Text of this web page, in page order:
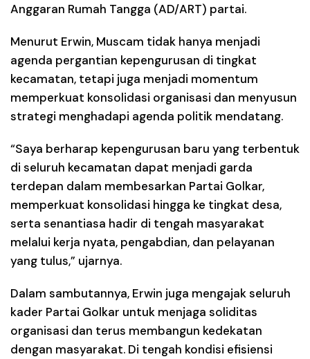
Anggaran Rumah Tangga (AD/ART) partai.
Menurut Erwin, Muscam tidak hanya menjadi
agenda pergantian kepengurusan di tingkat
kecamatan, tetapi juga menjadi momentum
memperkuat konsolidasi organisasi dan menyusun
strategi menghadapi agenda politik mendatang.
“Saya berharap kepengurusan baru yang terbentuk
di seluruh kecamatan dapat menjadi garda
terdepan dalam membesarkan Partai Golkar,
memperkuat konsolidasi hingga ke tingkat desa,
serta senantiasa hadir di tengah masyarakat
melalui kerja nyata, pengabdian, dan pelayanan
yang tulus,” ujarnya.
Dalam sambutannya, Erwin juga mengajak seluruh
kader Partai Golkar untuk menjaga soliditas
organisasi dan terus membangun kedekatan
dengan masyarakat. Di tengah kondisi efisiensi